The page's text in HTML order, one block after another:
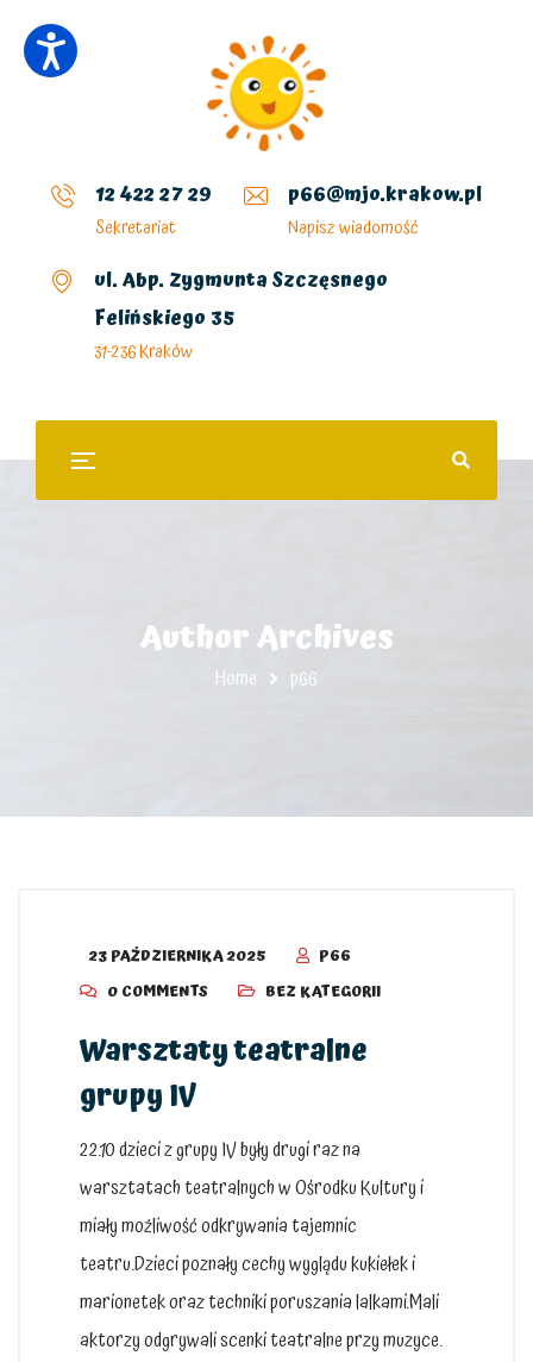
12 422 27 29
Sekretariat
p66@mjo.krakow.pl
Napisz wiadomość
ul. Abp. Zygmunta Szczęsnego
Felińskiego 35
31-236 Kraków
Author Archives
Home p66
23 PAŹDZIERNIKA 2025
P66
0 COMMENTS
BEZ KATEGORII
Warsztaty teatralne
grupy IV
22.10 dzieci z grupy IV były drugi raz na
warsztatach teatralnych w Ośrodku Kultury i
miały możliwość odkrywania tajemnic
teatru.Dzieci poznały cechy wyglądu kukiełek i
marionetek oraz techniki poruszania lalkami.Mali
aktorzy odgrywali scenki teatralne przy muzyce.